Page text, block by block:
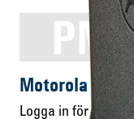
Motorola
Logga in för pris